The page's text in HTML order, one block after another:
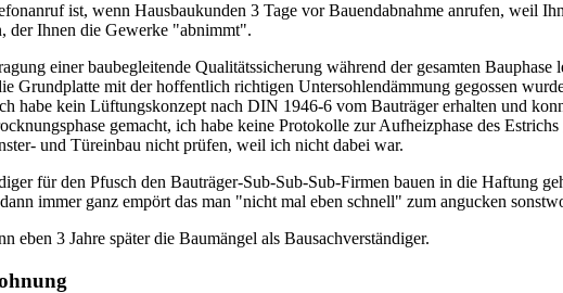
ist, wenn Hausbaukunden 3 Tage vor Bauendabnahme anrufen, weil
der Ihnen die Gewerke "abnimmt".
einer baubegleitende Qualitätssicherung während der gesamten
Grundplatte mit der hoffentlich richtigen Untersohlendämmung gegossen
habe kein Lüftungskonzept nach DIN 1946-6 vom Bauträger erhalten und
gemacht, ich habe keine Protokolle zur Aufheizphase des
und Türeinbau nicht prüfen, weil ich nicht dabei war.
für den Pfusch den Bauträger-Sub-Sub-Sub-Firmen bauen in die Haftung
immer ganz empört das man "nicht mal eben schnell" zum angucken
eben 3 Jahre später die Baumängel als Bausachverständiger.